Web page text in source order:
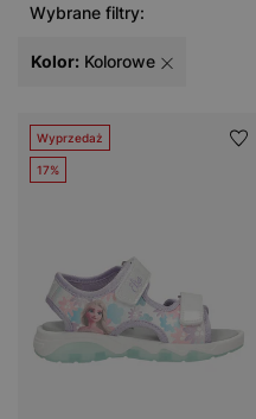
Wybrane filtry:
Kolor: Kolorowe
Wyprzedaż
17%